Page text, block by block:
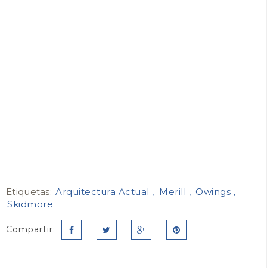
Etiquetas: Arquitectura Actual Merill
Owings
Skidmore
Compartir: